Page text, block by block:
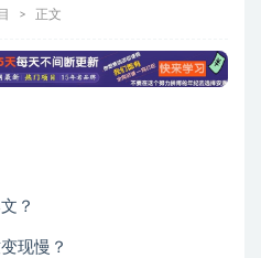
正文
？
现慢？